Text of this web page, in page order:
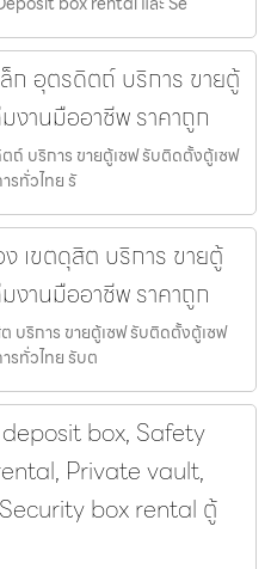
ก อุตรดิตถ์ บริการ ขายตู้
งานมืออาชีพ ราคาถูก
ถ์ บริการ ขายตู้เซฟ รับติดตั้งตู้เซฟ
รทั่วไทย รั
เขตดุสิต บริการ ขายตู้
งานมืออาชีพ ราคาถูก
บริการ ขายตู้เซฟ รับติดตั้งตู้เซฟ
รทั่วไทย รับต
box, Safety
Private vault,
box rental ตู้